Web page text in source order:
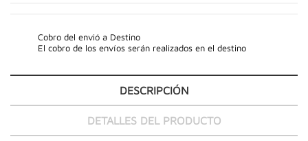
Cobro del envió a Destino
El cobro de los envíos serán realizados en el destino
DESCRIPCIÓN
DETALLES DEL PRODUCTO